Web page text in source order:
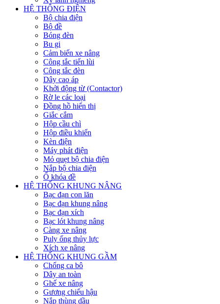
HỆ THỐNG ĐIỆN
Bộ chia điện
Bộ đề
Bóng đèn
Bu gi
Cảm biến xe nâng
Công tắc tiến lùi
Công tắc đèn
Dây cao áp
Khởi động từ (Contactor)
Rờ le các loại
Đồng hồ hiển thị
Giắc cắm
Hộp cầu chì
Hộp điều khiển
Kèn điện
Máy phát điện
Mỏ quẹt bộ chia điện
Nắp bộ chia điện
Ổ khóa đề
HỆ THỐNG KHUNG NÂNG
Bạc đạn con lăn
Bạc đạn khung nâng
Bạc đạn xích
Bạc lót khung nâng
Càng xe nâng
Puly ống thủy lực
Xích xe nâng
HỆ THỐNG KHUNG GẦM
Chống ca bô
Dây an toàn
Ghế xe nâng
Gương chiếu hậu
Nắp thùng dầu